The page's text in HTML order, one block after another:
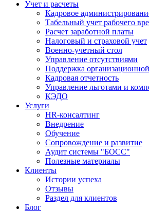
Учет и расчеты
Кадровое
Табельный учет рабочего
Расчет заработной платы
Налоговый и страховой учет
Военно-учетный стол
Управление отсутствиями
Поддержка
Кадровая отчетность
Управление льготами и
КЭДО
Услуги
HR-консалтинг
Внедрение
Обучение
Сопровождение и развитие
Аудит системы "БОСС"
Полезные материалы
Клиенты
Истории успеха
Отзывы
Раздел для клиентов
Блог